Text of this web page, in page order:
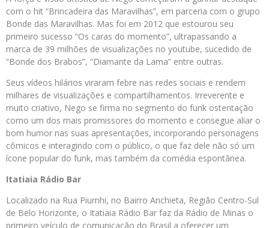
com o hit “Brincadeira das Maravilhas”, em parceria com o grupo
Bonde das Maravilhas. Mas foi em 2012 que estourou seu
primeiro sucesso “Os caras do momento”, ultrapassando a
marca de 39 milhões de visualizações no youtube, sucedido de
“Bonde dos Brabos”, “Diamante da Lama” entre outras.
Seus vídeos hilários viraram febre nas redes sociais e rendem
milhares de visualizações e compartilhamentos. Irreverente e
muito criativo, Nego se firma no segmento do funk ostentação
como um dos mais promissores do momento e consegue aliar o
bom humor nas suas apresentações, incorporando personagens
cômicos e interagindo com o público, o que faz dele não só um
ícone popular do funk, mas também da comédia espontânea.
Itatiaia Rádio Bar
Localizado na Rua Piumhi, no Bairro Anchieta, Região Centro-Sul
de Belo Horizonte, o Itatiaia Rádio Bar faz da Rádio de Minas o
primeiro veículo de comunicação do Brasil a oferecer um